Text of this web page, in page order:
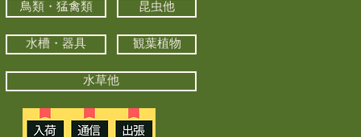
鳥類・猛禽類 昆虫他
水槽・器具 観葉植物
水草他